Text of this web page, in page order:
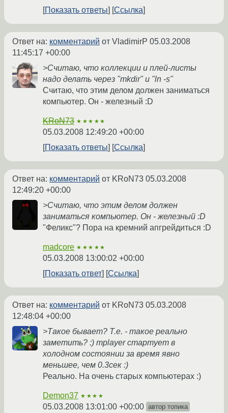
Показать ответы
Ссылка
Ответ на: комментарий от VladimirP 05.03.2008
11:45:17 +00:00
>Считаю, что коллекции и плей-листы
надо делать через "mkdir" и "ln -s"
Считаю, что этим делом должен заниматься
компьютер. Он - железный :D
KRoN73 ★★★★★
05.03.2008 12:49:20 +00:00
Показать ответы
Ссылка
Ответ на: комментарий от KRoN73 05.03.2008
12:49:20 +00:00
>Считаю, что этим делом должен
заниматься компьютер. Он - железный :D
"Феликс"? Пора на кремний апгрейдиться :D
madcore ★★★★★
05.03.2008 13:00:02 +00:00
Показать ответ
Ссылка
Ответ на: комментарий от KRoN73 05.03.2008
12:48:04 +00:00
>Такое бывает? Т.е. - такое реально
заметить? :) mplayer стартует в
холодном состоянии за время явно
меньшее, чем 0.3сек :)
Реально. На очень старых компьютерах :)
Demon37 ★★★★
05.03.2008 13:01:00 +00:00 автор топика